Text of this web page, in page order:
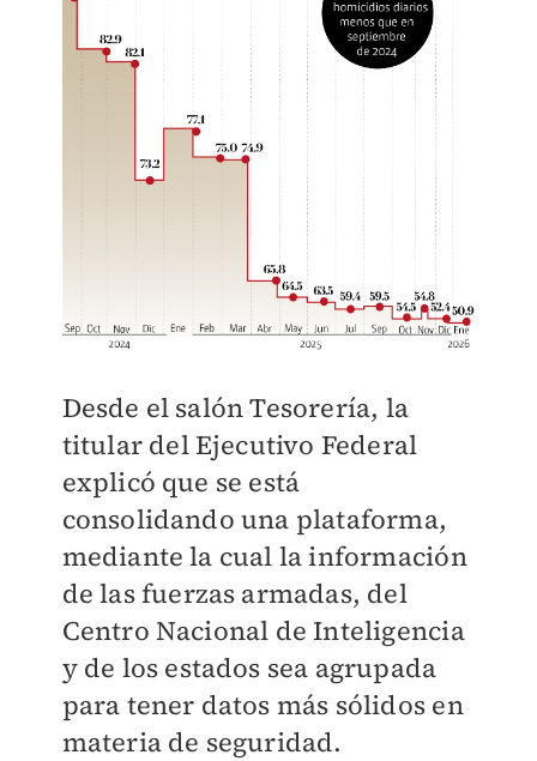
Desde el salón Tesorería, la
titular del Ejecutivo Federal
explicó que se está
consolidando una plataforma,
mediante la cual la información
de las fuerzas armadas, del
Centro Nacional de Inteligencia
y de los estados sea agrupada
para tener datos más sólidos en
materia de seguridad.